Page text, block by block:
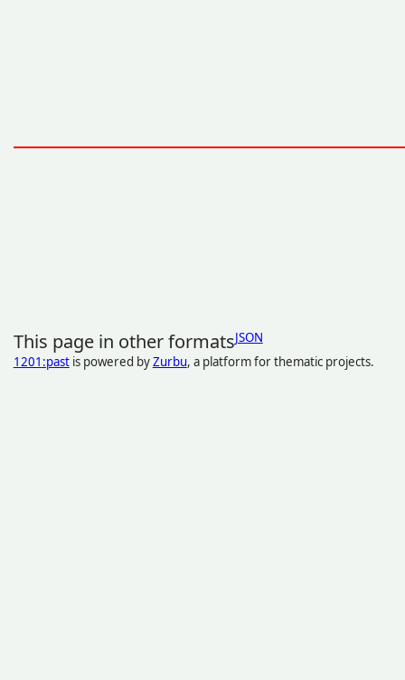
This page in other formatsJSON
1201:pastis powered byZurbu, a platform for thematic projects.